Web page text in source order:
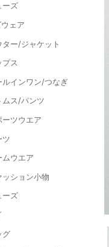
ーズ
ウェア
ター/ジャケット
プス
ルインワン/つなぎ
ムス/パンツ
ーツウエア
ツ
ムウエア
ッション小物
ーズ
グ